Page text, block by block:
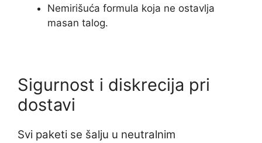
Nemirišuća formula koja ne ostavlja
masan talog.
Sigurnost i diskrecija pri
dostavi
Svi paketi se šalju u neutralnim